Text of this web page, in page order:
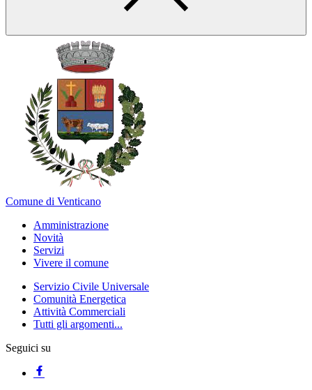
Comune di Venticano
Amministrazione
Novità
Servizi
Vivere il comune
Servizio Civile Universale
Comunità Energetica
Attività Commerciali
Tutti gli argomenti...
Seguici su